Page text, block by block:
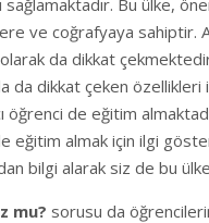
sağlamaktadır. Bu ülke,
ve coğrafyaya sahiptir.
da dikkat
da dikkat çeken
öğrenci de eğitim
eğitim almak için ilgi
bilgi alarak siz de bu
mu? sorusu da